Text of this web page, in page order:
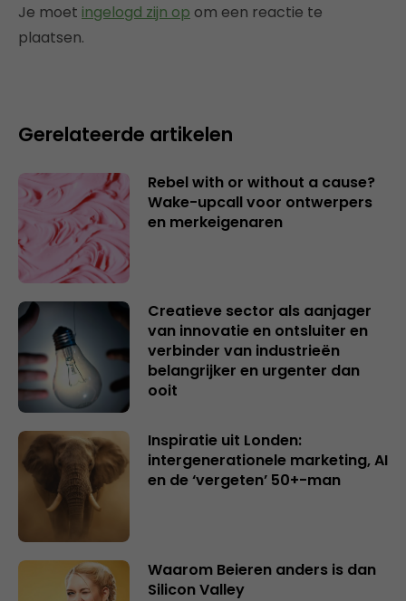
Je moet ingelogd zijn op om een reactie te
plaatsen.
Gerelateerde artikelen
Rebel with or without a cause?
Wake-upcall voor ontwerpers
en merkeigenaren
Creatieve sector als aanjager
van innovatie en ontsluiter en
verbinder van industrieën
belangrijker en urgenter dan
ooit
Inspiratie uit Londen:
intergenerationele marketing, AI
en de ‘vergeten’ 50+-man
Waarom Beieren anders is dan
Silicon Valley